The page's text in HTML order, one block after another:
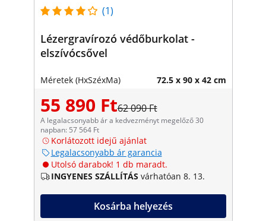
(1)
Lézergravírozó védőburkolat -
elszívócsővel
Méretek (HxSzéxMa) 72.5 x 90 x 42 cm
55 890 Ft62 090 Ft
A legalacsonyabb ár a kedvezményt megelőző 30
napban: 57 564 Ft
Korlátozott idejű ajánlat
Legalacsonyabb ár garancia
Utolsó darabok! 1 db maradt.
INGYENES SZÁLLÍTÁS várhatóan 8. 13.
Kosárba helyezés